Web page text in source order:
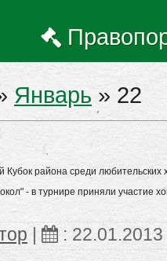
Январь » 22
района среди любительских
- в турнире приняли участие
: 22.01.2013